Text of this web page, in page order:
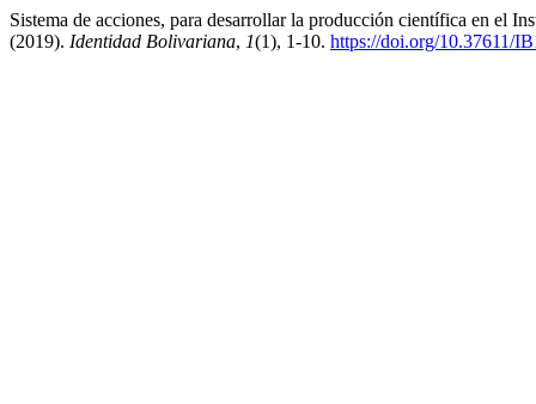
Sistema de acciones, para desarrollar la producción científica en el
(2019). Identidad Bolivariana, 1(1), 1-10. https://doi.org/10.37611/